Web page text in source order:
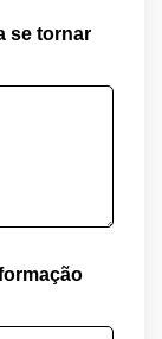
se tornar